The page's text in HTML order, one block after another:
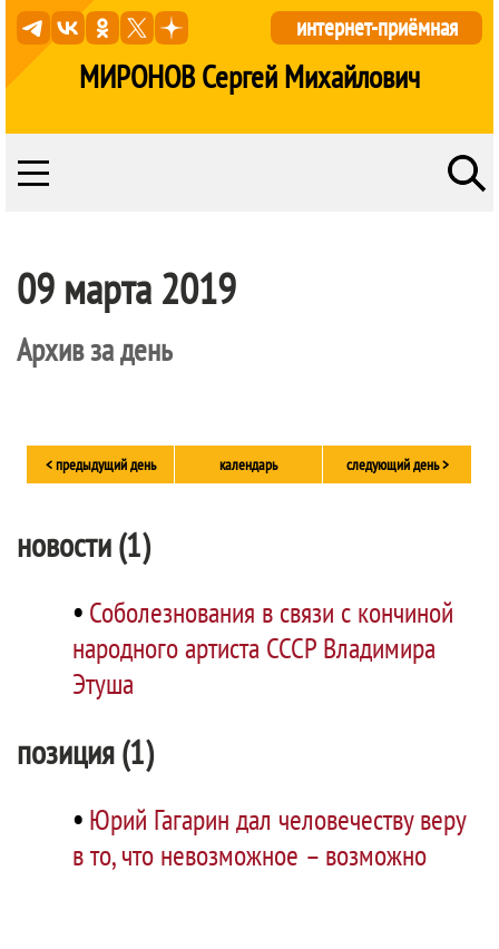
МИРОНОВ Сергей Михайлович
интернет-приёмная
09 марта 2019
Архив за день
< предыдущий день календарь следующий день >
новости (1)
• Соболезнования в связи с кончиной
народного артиста СССР Владимира
Этуша
позиция (1)
• Юрий Гагарин дал человечеству веру
в то, что невозможное – возможно